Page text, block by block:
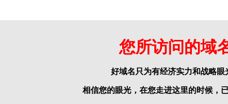
您所访问的域
好域名只为有经济实力和战略
相信您的眼光，在您走进这里的时候，